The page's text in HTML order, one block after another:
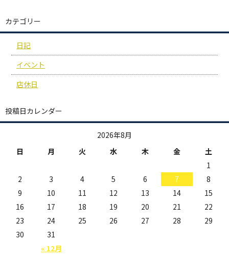
カテゴリー
日記
イベント
店休日
投稿日カレンダー
2026年8月
日
月 火 水 木 金 土
« 12月
1
2
3 4 5 6 7
8
9
10 11 12 13 14
15
16
17 18 19 20 21
22
23
24 25 26 27 28
29
30
31